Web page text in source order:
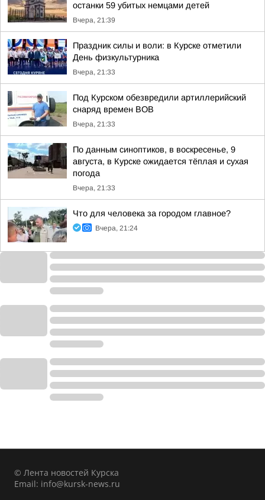
останки 59 убитых немцами детей
Вчера, 21:39
Праздник силы и воли: в Курске отметили
День физкультурника
Вчера, 21:33
Под Курском обезвредили артиллерийский
снаряд времен ВОВ
Вчера, 21:33
По данным синоптиков, в воскресенье, 9
августа, в Курске ожидается тёплая и сухая
погода
Вчера, 21:33
Что для человека за городом главное?
Вчера, 21:24
© Лента новостей Курска
Email: info@kursk-news.ru